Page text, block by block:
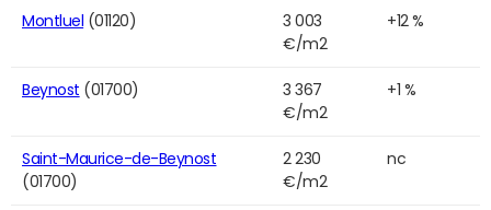
Montluel (01120)
3 003
€/m2
+12 %
Beynost (01700)
3 367
€/m2
+1 %
Saint-Maurice-de-Beynost
(01700)
2 230
€/m2
nc